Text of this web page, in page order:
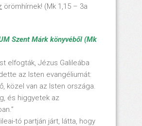
örömhírnek! (Mk 1,15 – 3a
Szent Márk könyvéből (Mk
elfogták, Jézus Galileába
az Isten evangéliumát:
közel van az Isten országa.
és higgyetek az
tó partján járt, látta, hogy